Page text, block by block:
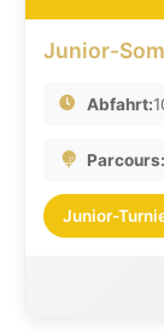
Junior-
Abfahrt:
Parcours:
Junior-